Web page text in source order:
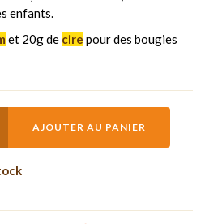
enfants.
et 20g de cire pour des bougies
AJOUTER AU PANIER